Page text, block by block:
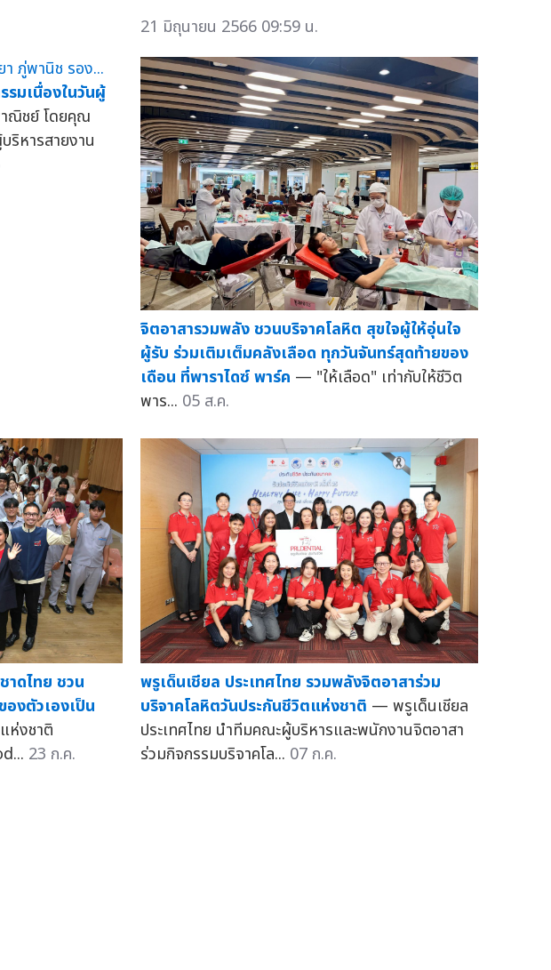
21 มิถุนายน 2566 09:59 น.
มเนื่องในวันผู้
ณิชย์ โดยคุณ
ริหารสายงาน
จิตอาสารวมพลัง ชวนบริจาคโลหิต สุขใจผู้ให้อุ่นใจ
ผู้รับ ร่วมเติมเต็มคลังเลือด ทุกวันจันทร์สุดท้ายของ
เดือน ที่พาราไดซ์ พาร์ค — "ให้เลือด" เท่ากับให้ชีวิต
พาร... 05 ส.ค.
าดไทย ชวน
งตัวเองเป็น
ห่งชาติ
23 ก.ค.
พรูเด็นเชียล ประเทศไทย รวมพลังจิตอาสาร่วม
บริจาคโลหิตวันประกันชีวิตแห่งชาติ — พรูเด็นเชียล
ประเทศไทย นำทีมคณะผู้บริหารและพนักงานจิตอาสา
ร่วมกิจกรรมบริจาคโล... 07 ก.ค.